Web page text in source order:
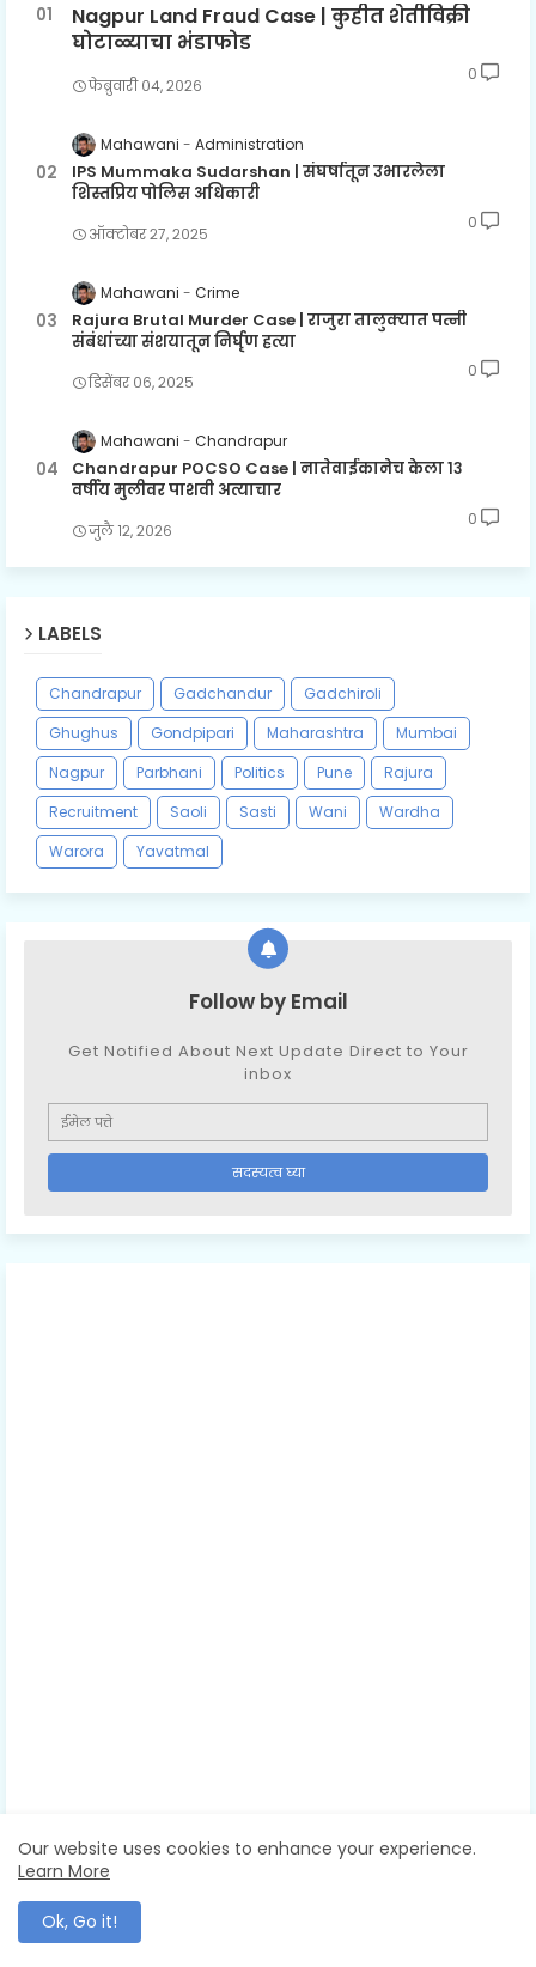
Nagpur Land Fraud Case | कुहीत शेतीविक्री
घोटाळ्याचा भंडाफोड
फेब्रुवारी ०४, २०२६
0
Mahawani Administration
IPS Mummaka Sudarshan | संघर्षातून उभारलेला
शिस्तप्रिय पोलिस अधिकारी
ऑक्टोबर २७, २०२५
0
Mahawani Crime
Rajura Brutal Murder Case | राजुरा तालुक्यात पत्नी
संबंधांच्या संशयातून निर्घृण हत्या
डिसेंबर ०६, २०२५
0
Mahawani Chandrapur
Chandrapur POCSO Case | नातेवाईकानेच केला १३
वर्षीय मुलीवर पाशवी अत्याचार
जुलै १२, २०२६
0
LABELS
Chandrapur Gadchandur
Gadchiroli
Ghughus
Gondpipari Maharashtra
Mumbai
Nagpur
Parbhani Politics Pune
Rajura
Recruitment
Saoli Sasti Wani
Wardha
Warora
Yavatmal
Follow by Email
Get Notified About Next Update Direct to Your
inbox
NATURE
Our website uses cookies to enhance your experience.
Learn More
Ok, Go it!